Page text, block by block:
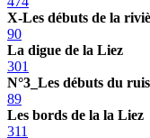
X-Les débuts de la
90
La digue de la Liez
301
N°3_Les débuts du
89
Les bords de la la Liez
311